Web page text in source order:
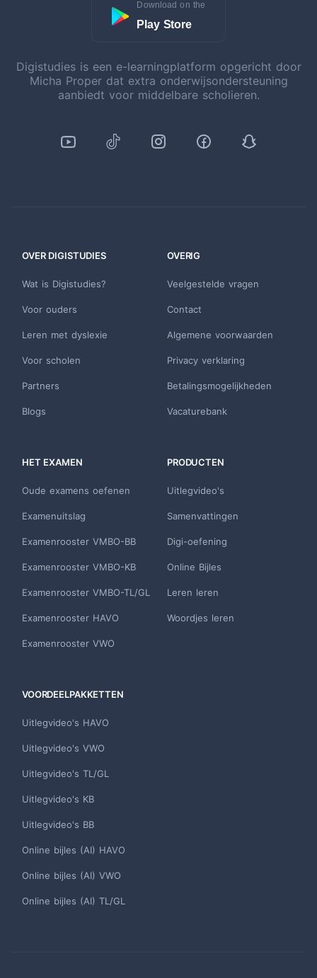
Download on the
Play Store
Digistudies is een e-learningplatform opgericht door
Micha Proper dat extra onderwijsondersteuning
aanbiedt voor middelbare scholieren.
OVER DIGISTUDIES
Wat is Digistudies?
Voor ouders
Leren met dyslexie
Voor scholen
Partners
Blogs
OVERIG
Veelgestelde vragen
Contact
Algemene voorwaarden
Privacy verklaring
Betalingsmogelijkheden
Vacaturebank
HET EXAMEN
Oude examens oefenen
Examenuitslag
Examenrooster VMBO-BB
Examenrooster VMBO-KB
Examenrooster VMBO-TL/GL
Examenrooster HAVO
Examenrooster VWO
PRODUCTEN
Uitlegvideo's
Samenvattingen
Digi-oefening
Online Bijles
Leren leren
Woordjes leren
VOORDEELPAKKETTEN
Uitlegvideo's HAVO
Uitlegvideo's VWO
Uitlegvideo's TL/GL
Uitlegvideo's KB
Uitlegvideo's BB
Online bijles (AI) HAVO
Online bijles (AI) VWO
Online bijles (AI) TL/GL